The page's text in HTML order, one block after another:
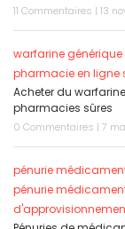
11 Commentaires | 13
warfarine générique
pharmacie en ligne
Acheter du
pharmacies sûres
0 Commentaires | 7
pénurie
pénurie